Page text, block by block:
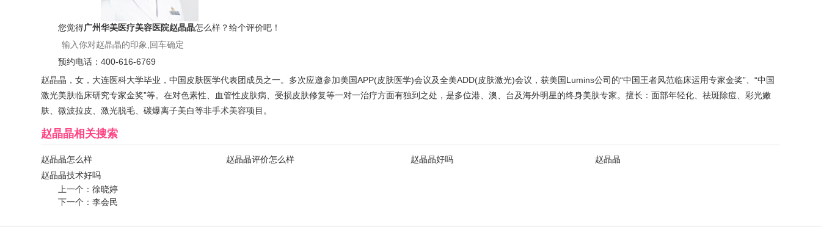
您觉得广州华美医疗美容医院赵晶晶怎么样？给个评价吧！
预约电话：400-616-6769
赵晶晶，女，大连医科大学毕业，中国皮肤医学代表团成员之一。多次应邀参加美国APP(皮肤医学)会议及全美ADD(皮肤激光)会议，获美国Lumins公司的“中国王者风范临床运用专家金奖”、“中国
激光美肤临床研究专家金奖”等。在对色素性、血管性皮肤病、受损皮肤修复等一对一治疗方面有独到之处，是多位港、澳、台及海外明星的终身美肤专家。擅长：面部年轻化、祛斑除痘、彩光嫩
肤、微波拉皮、激光脱毛、碳爆离子美白等非手术美容项目。
赵晶晶相关搜索
赵晶晶怎么样 赵晶晶评价怎么样 赵晶晶好吗
赵晶晶
赵晶晶技术好吗
上一个：徐晓婷
下一个：李会民